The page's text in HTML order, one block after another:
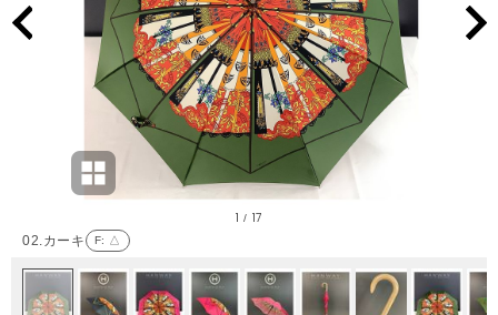
02.カーキ F: △
1 / 17